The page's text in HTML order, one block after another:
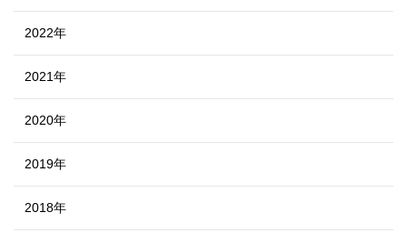
2022年
2021年
2020年
2019年
2018年